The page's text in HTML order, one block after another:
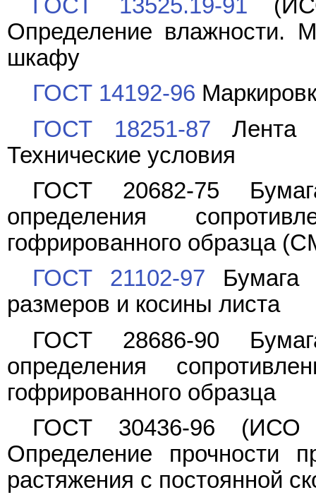
ГОСТ 13525.19-91
Определение влажности.
шкафу
ГОСТ 14192-96
ГОСТ 18251-87 Лента
Технические условия
ГОСТ 20682-75
определения
гофрированного образца
ГОСТ 21102-97 Бумага
размеров и косины листа
ГОСТ 28686-90
определения
гофрированного образца
ГОСТ 30436-96 (ИСО
Определение прочности
растяжения с постоянной